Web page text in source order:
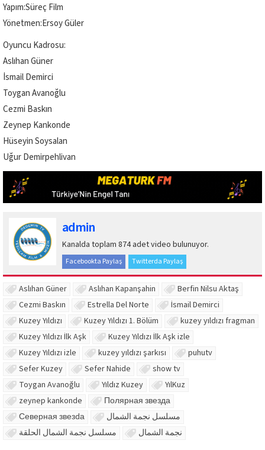
Yapım:Süreç Film
Yönetmen:Ersoy Güler
Oyuncu Kadrosu:
Aslıhan Güner
İsmail Demirci
Toygan Avanoğlu
Cezmi Baskın
Zeynep Kankonde
Hüseyin Soysalan
Uğur Demirpehlivan
admin
Kanalda toplam 874 adet video bulunuyor.
Facebookta Paylaş Twitterda Paylaş
Aslıhan Güner Aslıhan Kapanşahin
Berfin Nilsu Aktaş
Cezmi Baskın
Estrella Del Norte
İsmail Demirci
Kuzey Yıldızı
Kuzey Yıldızı 1. Bölüm
kuzey yıldızı fragman
Kuzey Yıldızı İlk Aşk
Kuzey Yıldızı İlk Aşk izle
Kuzey Yıldızı izle
kuzey yıldızı şarkısı
puhutv
Sefer Kuzey
Sefer Nahide
show tv
Toygan Avanoğlu
Yıldız Kuzey
YılKuz
zeynep kankonde
Полярная звезда
Северная звезdа
مسلسل نجمة الشمال
مسلسل نجمة الشمال الحلقة
نجمة الشمال